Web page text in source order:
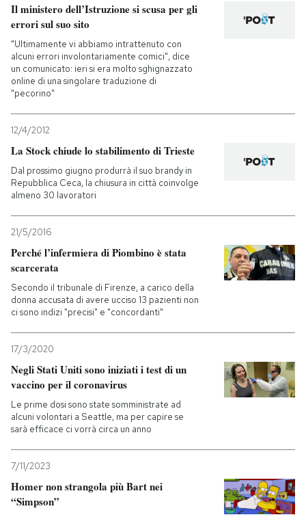
Il ministero dell’Istruzione si scusa per gli
errori sul suo sito
"Ultimamente vi abbiamo intrattenuto con
alcuni errori involontariamente comici", dice
un comunicato: ieri si era molto sghignazzato
online di una singolare traduzione di
"pecorino"
12/4/2012
La Stock chiude lo stabilimento di Trieste
Dal prossimo giugno produrrà il suo brandy in
Repubblica Ceca, la chiusura in città coinvolge
almeno 30 lavoratori
21/5/2016
Perché l’infermiera di Piombino è stata
scarcerata
Secondo il tribunale di Firenze, a carico della
donna accusata di avere ucciso 13 pazienti non
ci sono indizi "precisi" e "concordanti"
17/3/2020
Negli Stati Uniti sono iniziati i test di un
vaccino per il coronavirus
Le prime dosi sono state somministrate ad
alcuni volontari a Seattle, ma per capire se
sarà efficace ci vorrà circa un anno
7/11/2023
Homer non strangola più Bart nei
“Simpson”